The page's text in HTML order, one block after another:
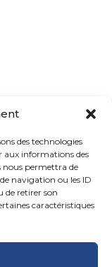
des technologies
aux informations des
nous permettra de
navigation ou les ID
de retirer son
caractéristiques